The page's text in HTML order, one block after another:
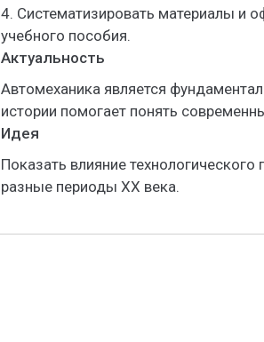
4. Систематизировать материалы и
учебного пособия.
Актуальность
Автомеханика является
истории помогает понять
Идея
Показать влияние
разные периоды XX века.